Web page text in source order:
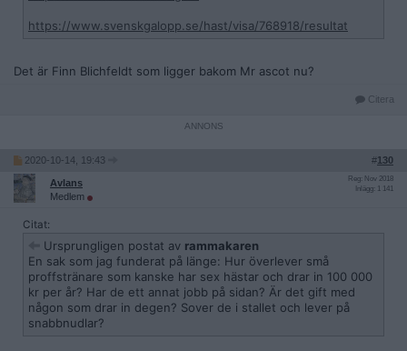
https://www.svenskgalopp.se/hast/visa/768918/resultat
Det är Finn Blichfeldt som ligger bakom Mr ascot nu?
Citera
2020-10-14, 19:43 #130
Avlans
Medlem
Reg: Nov 2018
Inlägg: 1 141
Citat:
Ursprungligen postat av rammakaren
En sak som jag funderat på länge: Hur överlever små
proffstränare som kanske har sex hästar och drar in 100 000
kr per år? Har de ett annat jobb på sidan? Är det gift med
någon som drar in degen? Sover de i stallet och lever på
snabbnudlar?